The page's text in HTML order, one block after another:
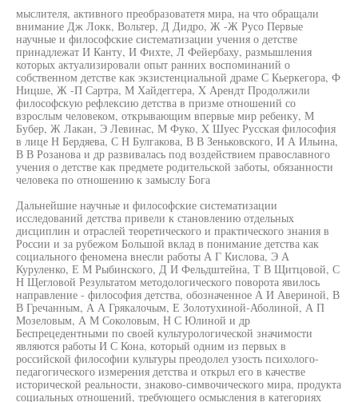
мыслителя, активного преобразоватетя мира, на что обращали
внимание Дж Локк, Вольтер, Д Дидро, Ж -Ж Русо Первые
научные и философские систематизации учения о детстве
принадлежат И Канту, И Фихте, Л Фейербаху, размышления
которых актуализировали опыт ранних воспоминаний о
собственном детстве как экзистенциальной драме С Кьеркегора, Ф
Ницше, Ж -П Сартра, М Хайдеггера, X Арендт Продолжили
философскую рефлексию детства в призме отношений со
взрослым человеком, открывающим впервые мир ребенку, М
Бубер, Ж Лакан, Э Левинас, М Фуко, X Шуес Русская философия
в лице Н Бердяева, С Н Булгакова, В В Зеньковского, И А Ильина,
В В Розанова и др развивалась под воздействием православного
учения о детстве как предмете родительской заботы, обязанности
человека по отношению к замыслу Бога
Дальнейшие научные и философские систематизации
исследований детства привели к становлению отдельных
дисциплин и отраслей теоретического и практического знания в
России и за рубежом Большой вклад в понимание детства как
социального феномена внесли работы А Г Кислова, Э А
Куруленко, Е М Рыбинского, Д И Фельдштейна, Т В Щитцовой, С
Н Щегловой Результатом методологического поворота явилось
направление - философия детства, обозначенное А И Авериной, В
В Гречанным, А А Грякалочым, Е Золотухиной-Аболиной, А П
Мозеловым, А М Соколовым, Н С Юлиной и др
Беспрецедентными по своей культурологической значимости
являются работы И С Кона, который одним из первых в
российской философии культуры преодолел узость психолого-
педагогического измерения детства и открыл его в качестве
исторической реальности, знаково-симвочического мира, продукта
социальных отношений, требующего осмысления в категориях